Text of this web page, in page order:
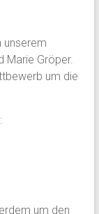
unserem
Marie Gröper.
um die
um den